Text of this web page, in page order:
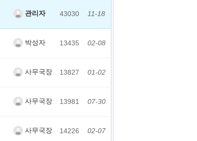
관리자 43030 11-18
박성자 13435 02-08
사무국장 13827 01-02
사무국장 13981 07-30
사무국장 14226 02-07